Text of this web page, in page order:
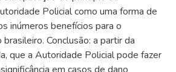
Policial como uma forma de
inúmeros benefícios para o
Conclusão: a partir da
que a Autoridade Policial pode fazer